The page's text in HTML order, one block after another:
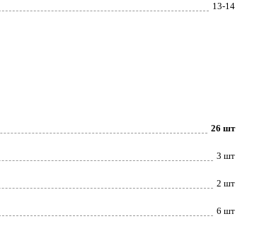
13-14
26 шт
3 шт
2 шт
6 шт